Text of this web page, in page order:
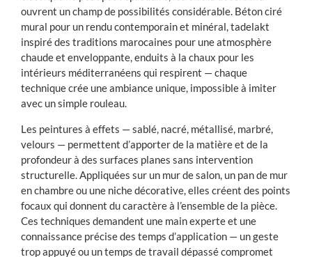
ouvrent un champ de possibilités considérable. Béton ciré
mural pour un rendu contemporain et minéral, tadelakt
inspiré des traditions marocaines pour une atmosphère
chaude et enveloppante, enduits à la chaux pour les
intérieurs méditerranéens qui respirent — chaque
technique crée une ambiance unique, impossible à imiter
avec un simple rouleau.
Les peintures à effets — sablé, nacré, métallisé, marbré,
velours — permettent d’apporter de la matière et de la
profondeur à des surfaces planes sans intervention
structurelle. Appliquées sur un mur de salon, un pan de mur
en chambre ou une niche décorative, elles créent des points
focaux qui donnent du caractère à l’ensemble de la pièce.
Ces techniques demandent une main experte et une
connaissance précise des temps d’application — un geste
trop appuyé ou un temps de travail dépassé compromet